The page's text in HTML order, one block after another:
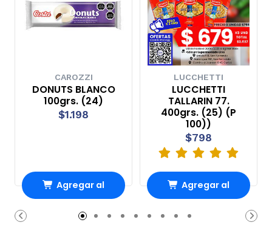
CAROZZI
DONUTS BLANCO
100grs. (24)
$1.198
Agregar al
Carro
LUCCHETTI
LUCCHETTI
TALLARIN 77.
400grs. (25) (P
100))
$798
Agregar al
Carro